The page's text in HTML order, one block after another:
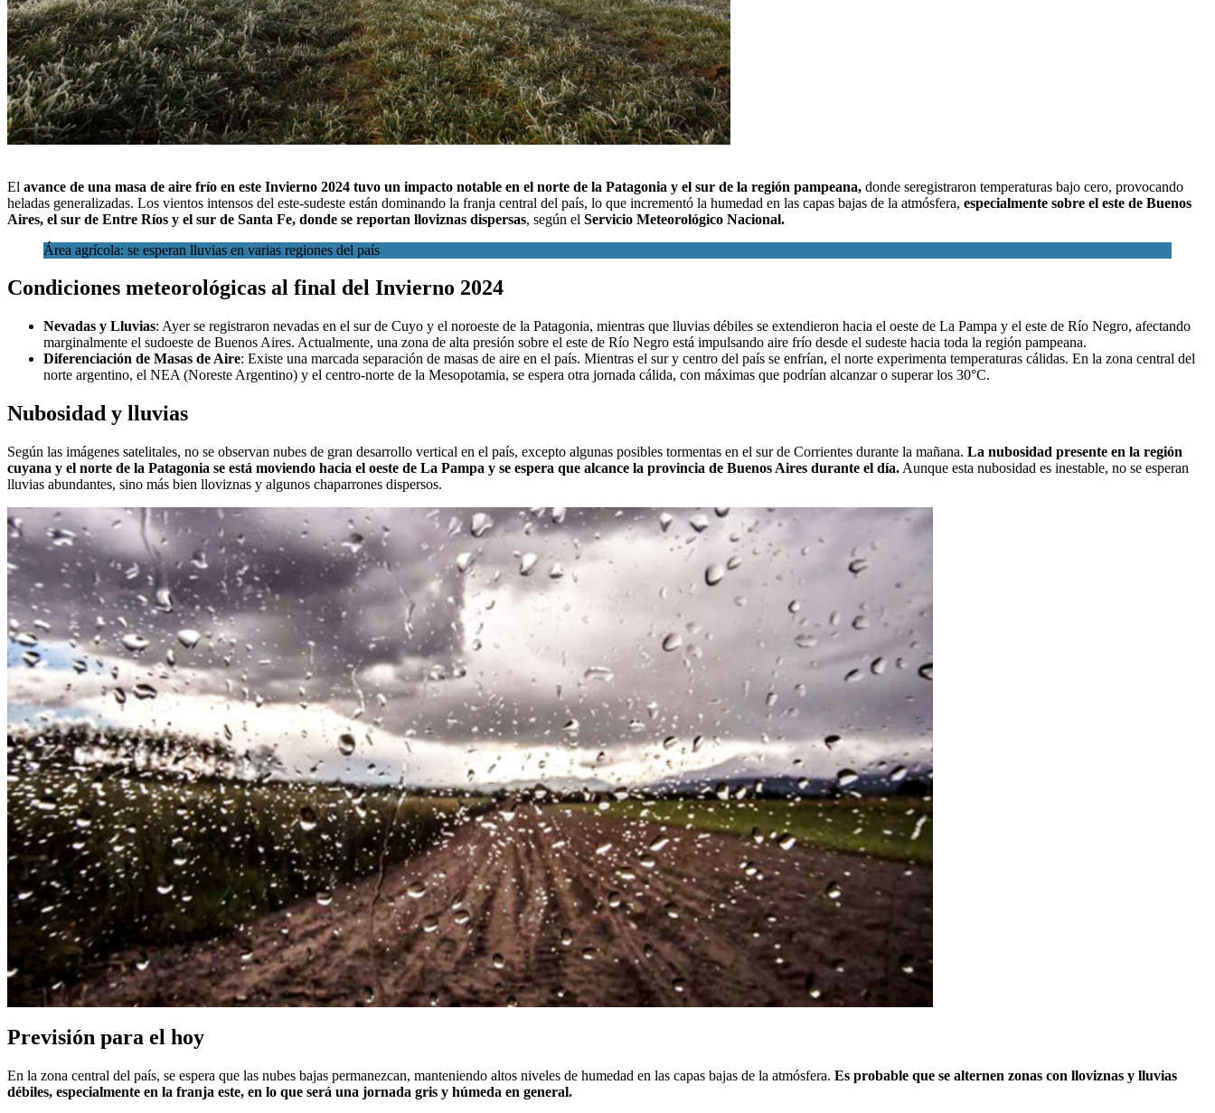
El avance de una masa de aire frío en este Invierno 2024 tuvo un impacto notable en el norte de la Patagonia y el sur de la región pampeana, donde seregistraron temperaturas bajo cero, provocando
heladas generalizadas. Los vientos intensos del este-sudeste están dominando la franja central del país, lo que incrementó la humedad en las capas bajas de la atmósfera, especialmente sobre el este de Buenos
Aires, el sur de Entre Ríos y el sur de Santa Fe, donde se reportan lloviznas dispersas, según el Servicio Meteorológico Nacional.
Área agrícola: se esperan lluvias en varias regiones del país
Condiciones meteorológicas al final del Invierno 2024
Nevadas y Lluvias: Ayer se registraron nevadas en el sur de Cuyo y el noroeste de la Patagonia, mientras que lluvias débiles se extendieron hacia el oeste de La Pampa y el este de Río Negro, afectando
marginalmente el sudoeste de Buenos Aires. Actualmente, una zona de alta presión sobre el este de Río Negro está impulsando aire frío desde el sudeste hacia toda la región pampeana.
Diferenciación de Masas de Aire: Existe una marcada separación de masas de aire en el país. Mientras el sur y centro del país se enfrían, el norte experimenta temperaturas cálidas. En la zona central del
norte argentino, el NEA (Noreste Argentino) y el centro-norte de la Mesopotamia, se espera otra jornada cálida, con máximas que podrían alcanzar o superar los 30°C.
Nubosidad y lluvias
Según las imágenes satelitales, no se observan nubes de gran desarrollo vertical en el país, excepto algunas posibles tormentas en el sur de Corrientes durante la mañana. La nubosidad presente en la región
cuyana y el norte de la Patagonia se está moviendo hacia el oeste de La Pampa y se espera que alcance la provincia de Buenos Aires durante el día. Aunque esta nubosidad es inestable, no se esperan
lluvias abundantes, sino más bien lloviznas y algunos chaparrones dispersos.
Previsión para el hoy
En la zona central del país, se espera que las nubes bajas permanezcan, manteniendo altos niveles de humedad en las capas bajas de la atmósfera. Es probable que se alternen zonas con lloviznas y lluvias
débiles, especialmente en la franja este, en lo que será una jornada gris y húmeda en general.